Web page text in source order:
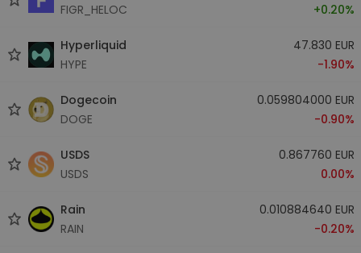
FIGR_HELOC
+0.20%
Hyperliquid
HYPE
47.830 EUR
-1.90%
Dogecoin
DOGE
0.059804000 EUR
-0.90%
USDS
USDS
0.867760 EUR
0.00%
Rain
RAIN
0.010884640 EUR
-0.20%